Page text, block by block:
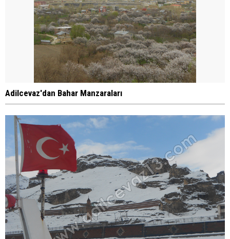
Adilcevaz'dan Bahar Manzaraları